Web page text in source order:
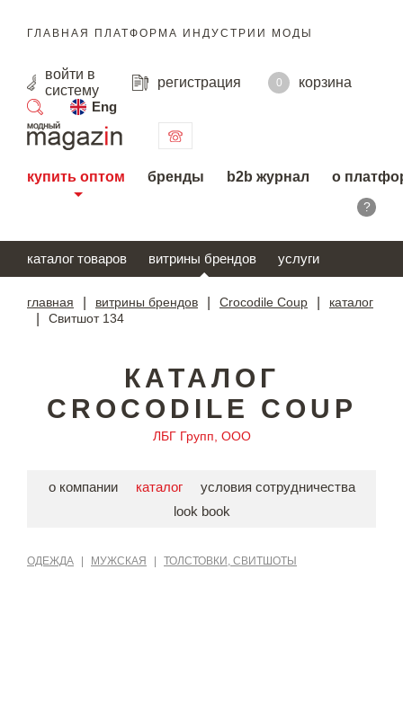
ГЛАВНАЯ ПЛАТФОРМА ИНДУСТРИИ МОДЫ
войти в
систему
регистрация 0
корзина
Eng
поиск
купить оптом бренды b2b журнал о
?
каталог товаров витрины брендов услуги
главная витрины брендов Crocodile Coup каталог
Свитшот 134
КАТАЛОГ
CROCODILE COUP
ЛБГ Групп, ООО
о компании каталог
условия сотрудничества
look book
ОДЕЖДА МУЖСКАЯ ТОЛСТОВКИ, СВИТШОТЫ